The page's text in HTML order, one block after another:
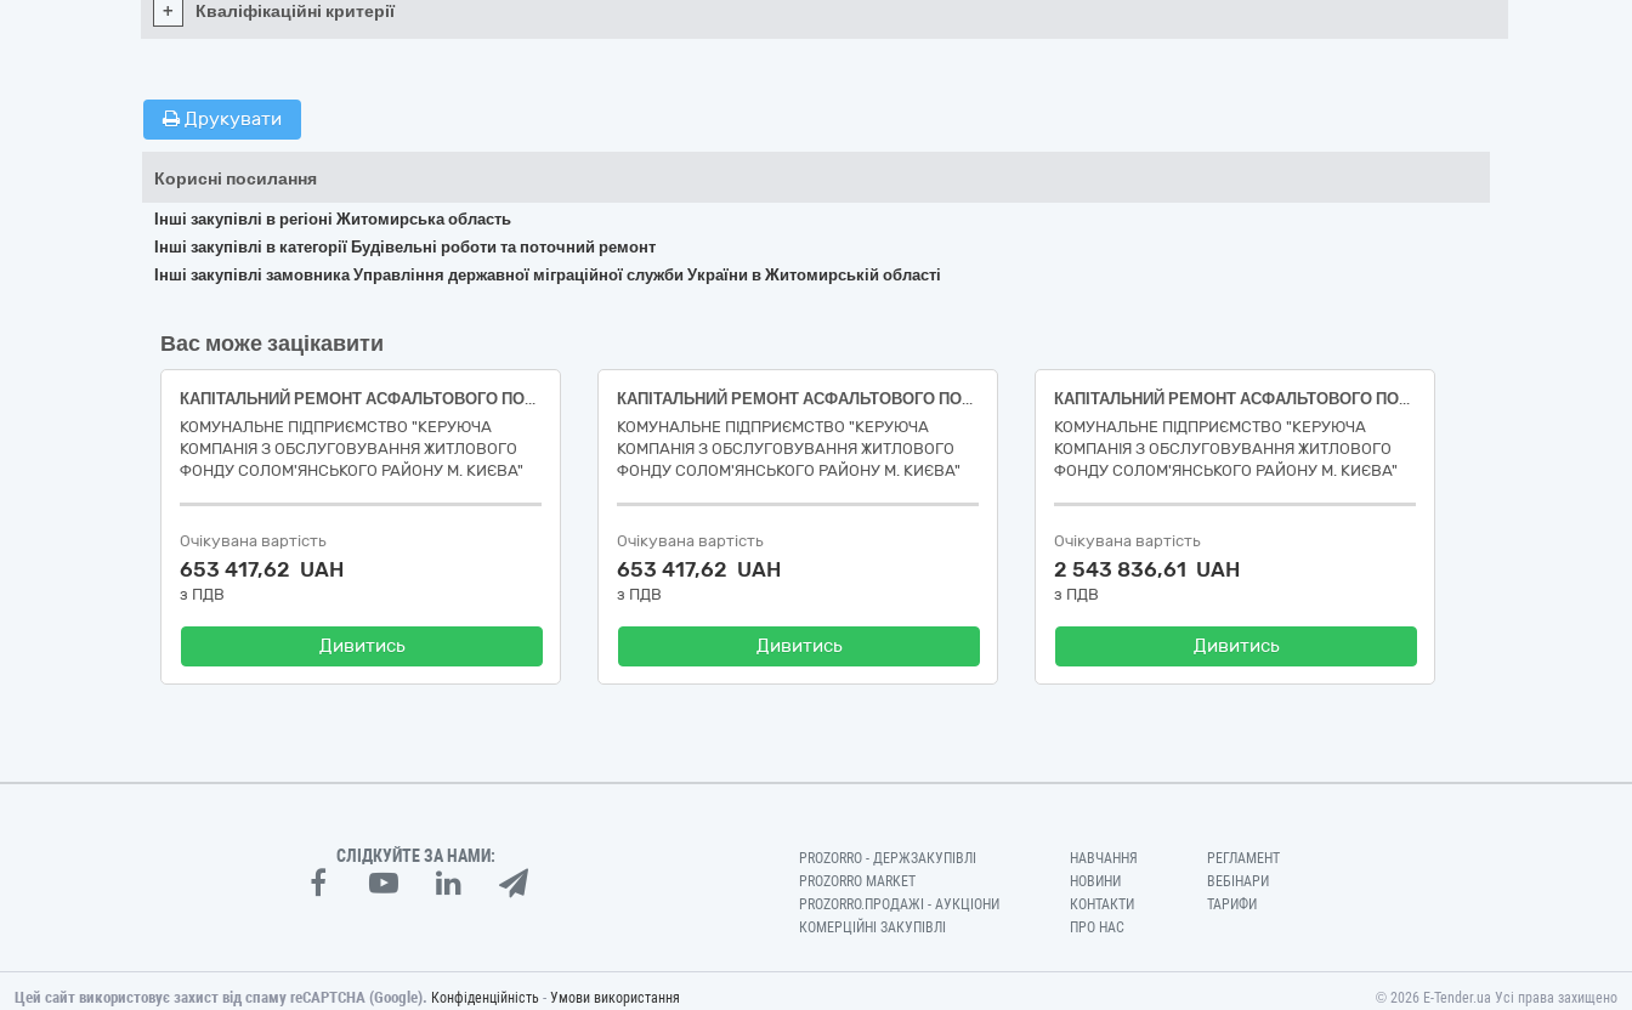
+ Кваліфікаційні критерії
Друкувати
Корисні посилання
Інші закупівлі в регіоні Житомирська область
Інші закупівлі в категорії Будівельні роботи та поточний ремонт
Інші закупівлі замовника Управління державної міграційної служби України в Житомирській області
Вас може зацікавити
КАПІТАЛЬНИЙ РЕМОНТ АСФАЛЬТОВОГО ПОКРИТТЯ ПО вул.Мокра, 2 у Солом’янському районі м. Києва (ДК 021:2015 за кодом Єдиного закупівельного словника (СPV) - 45450000-6 - Інші завершальні будівельні роботи)
КОМУНАЛЬНЕ ПІДПРИЄМСТВО "КЕРУЮЧА
КОМПАНІЯ З ОБСЛУГОВУВАННЯ ЖИТЛОВОГО
ФОНДУ СОЛОМ'ЯНСЬКОГО РАЙОНУ М. КИЄВА"
Очікувана вартість
653 417,62 UAH
з ПДВ
Дивитись
КАПІТАЛЬНИЙ РЕМОНТ АСФАЛЬТОВОГО ПОКРИТТЯ ПО вул. Тихого, 44 у Солом’янському районі м. Києва (ДК 021:2015 за кодом Єдиного закупівельного словника (СPV) - 45450000-6 - Інші завершальні будівельні роботи)
КОМУНАЛЬНЕ ПІДПРИЄМСТВО "КЕРУЮЧА
КОМПАНІЯ З ОБСЛУГОВУВАННЯ ЖИТЛОВОГО
ФОНДУ СОЛОМ'ЯНСЬКОГО РАЙОНУ М. КИЄВА"
Очікувана вартість
653 417,62 UAH
з ПДВ
Дивитись
КАПІТАЛЬНИЙ РЕМОНТ АСФАЛЬТОВОГО ПОКРИТТЯ ПО вул. Ніщинського, 12 корп.1 у Солом’янському районі м. Києва (ДК 021:2015 за кодом Єдиного закупівельного словника (СPV) - 45450000-6 - Інші завершальні будівельні роботи)
КОМУНАЛЬНЕ ПІДПРИЄМСТВО "КЕРУЮЧА
КОМПАНІЯ З ОБСЛУГОВУВАННЯ ЖИТЛОВОГО
ФОНДУ СОЛОМ'ЯНСЬКОГО РАЙОНУ М. КИЄВА"
Очікувана вартість
2 543 836,61 UAH
з ПДВ
Дивитись
СЛІДКУЙТЕ ЗА НАМИ:
PROZORRO - ДЕРЖЗАКУПІВЛІ
PROZORRO MARKET
PROZORRO.ПРОДАЖІ - АУКЦІОНИ
КОМЕРЦІЙНІ ЗАКУПІВЛІ
НАВЧАННЯ
НОВИНИ
КОНТАКТИ
ПРО НАС
РЕГЛАМЕНТ
ВЕБІНАРИ
ТАРИФИ
Цей сайт використовує захист від спаму reCAPTCHA (Google). Конфіденційність - Умови використання © 2026 E-Tender.ua Усі права захищено